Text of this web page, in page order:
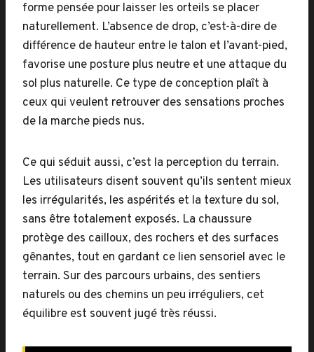
forme pensée pour laisser les orteils se placer
naturellement. L’absence de drop, c’est-à-dire de
différence de hauteur entre le talon et l’avant-pied,
favorise une posture plus neutre et une attaque du
sol plus naturelle. Ce type de conception plaît à
ceux qui veulent retrouver des sensations proches
de la marche pieds nus.
Ce qui séduit aussi, c’est la perception du terrain.
Les utilisateurs disent souvent qu’ils sentent mieux
les irrégularités, les aspérités et la texture du sol,
sans être totalement exposés. La chaussure
protège des cailloux, des rochers et des surfaces
gênantes, tout en gardant ce lien sensoriel avec le
terrain. Sur des parcours urbains, des sentiers
naturels ou des chemins un peu irréguliers, cet
équilibre est souvent jugé très réussi.